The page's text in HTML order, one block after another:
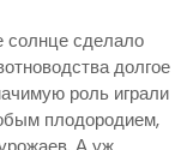
сделало
долгое
роль играли
плодородием,